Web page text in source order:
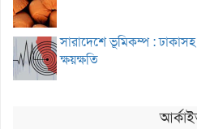
সারাদেশে ভূমিকম্প :
ক্ষয়ক্ষতি